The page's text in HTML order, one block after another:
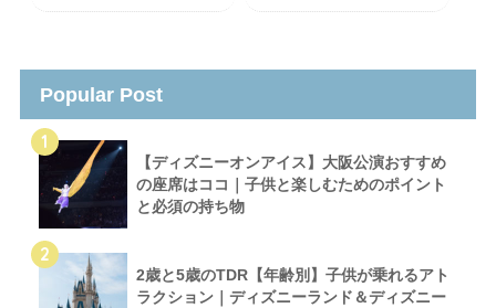
Popular Post
1
【ディズニーオンアイス】大阪公演おすすめ
の座席はココ｜子供と楽しむためのポイント
と必須の持ち物
2
2歳と5歳のTDR【年齢別】子供が乗れるアト
ラクション｜ディズニーランド＆ディズニー